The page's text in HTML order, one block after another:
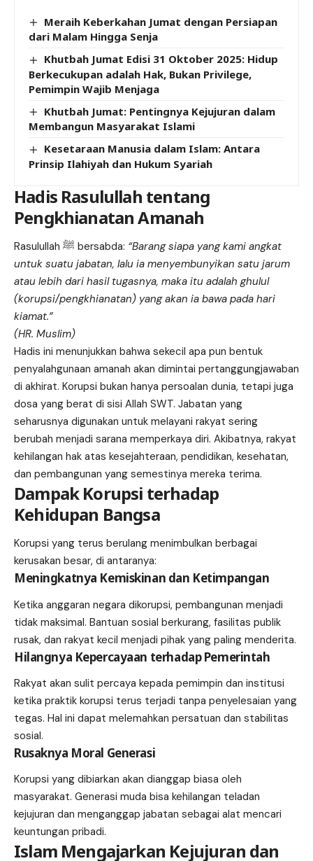
Meraih Keberkahan Jumat dengan Persiapan
dari Malam Hingga Senja
Khutbah Jumat Edisi 31 Oktober 2025: Hidup
Berkecukupan adalah Hak, Bukan Privilege,
Pemimpin Wajib Menjaga
Khutbah Jumat: Pentingnya Kejujuran dalam
Membangun Masyarakat Islami
Kesetaraan Manusia dalam Islam: Antara
Prinsip Ilahiyah dan Hukum Syariah
Hadis Rasulullah tentang
Pengkhianatan Amanah
Rasulullah ﷺ bersabda: “Barang siapa yang kami angkat
untuk suatu jabatan, lalu ia menyembunyikan satu jarum
atau lebih dari hasil tugasnya, maka itu adalah ghulul
(korupsi/pengkhianatan) yang akan ia bawa pada hari
kiamat.”
(HR. Muslim)
Hadis ini menunjukkan bahwa sekecil apa pun bentuk
penyalahgunaan amanah akan dimintai pertanggungjawaban
di akhirat. Korupsi bukan hanya persoalan dunia, tetapi juga
dosa yang berat di sisi Allah SWT. Jabatan yang
seharusnya digunakan untuk melayani rakyat sering
berubah menjadi sarana memperkaya diri. Akibatnya, rakyat
kehilangan hak atas kesejahteraan, pendidikan, kesehatan,
dan pembangunan yang semestinya mereka terima.
Dampak Korupsi terhadap
Kehidupan Bangsa
Korupsi yang terus berulang menimbulkan berbagai
kerusakan besar, di antaranya:
Meningkatnya Kemiskinan dan Ketimpangan
Ketika anggaran negara dikorupsi, pembangunan menjadi
tidak maksimal. Bantuan sosial berkurang, fasilitas publik
rusak, dan rakyat kecil menjadi pihak yang paling menderita.
Hilangnya Kepercayaan terhadap Pemerintah
Rakyat akan sulit percaya kepada pemimpin dan institusi
ketika praktik korupsi terus terjadi tanpa penyelesaian yang
tegas. Hal ini dapat melemahkan persatuan dan stabilitas
sosial.
Rusaknya Moral Generasi
Korupsi yang dibiarkan akan dianggap biasa oleh
masyarakat. Generasi muda bisa kehilangan teladan
kejujuran dan menganggap jabatan sebagai alat mencari
keuntungan pribadi.
Islam Mengajarkan Kejujuran dan